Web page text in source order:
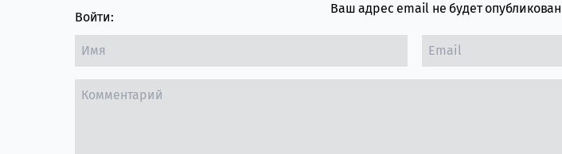
Войти:
Ваш адрес email не будет